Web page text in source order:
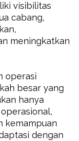
visibilitas
cabang,
meningkatkan
operasi
besar yang
hanya
kemampuan
dengan